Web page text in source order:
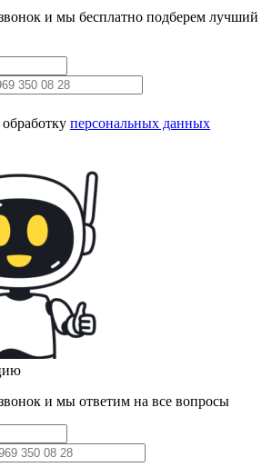
звонок и мы бесплатно подберем лучший
персональных данных
и мы ответим на все вопросы